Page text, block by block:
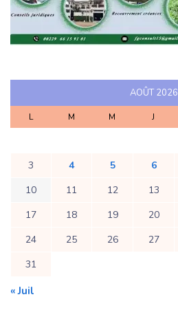
AOÛT 2026
L M M J
3
4 5 6
10
11 12 13
17
18 19 20
24
25 26 27
31
« Juil